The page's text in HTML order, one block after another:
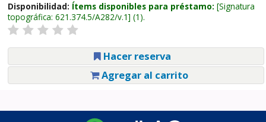
Disponibilidad: Ítems disponibles para préstamo: Signatura
topográfica: 621.374.5/A282/v.1 (1).
Hacer reserva
Agregar al carrito